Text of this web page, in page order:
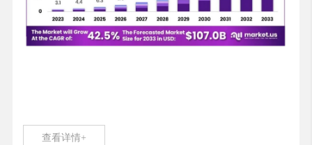
查看详情+